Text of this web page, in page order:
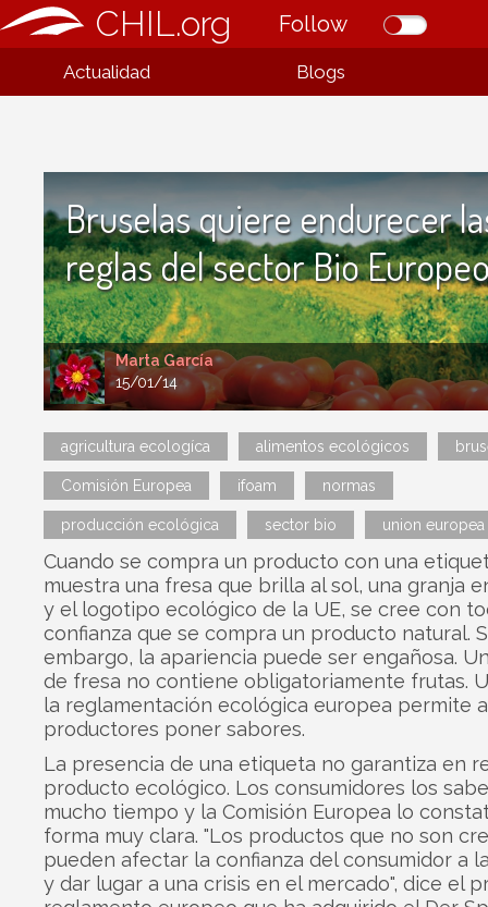
CHIL.org Follow
Actualidad Blogs
Marta García
15/01/14
Bruselas quiere endurecer
reglas del sector Bio
agricultura ecologíca alimentos ecológicos
Comisión Europea ifoam normas
producción ecológica sector bio union europea
Cuando se compra un producto con una
muestra una fresa que brilla al sol, una granja
y el logotipo ecológico de la UE, se cree con
confianza que se compra un producto natural.
embargo, la apariencia puede ser engañosa.
de fresa no contiene obligatoriamente frutas.
la reglamentación ecológica europea permite
productores poner sabores.
La presencia de una etiqueta no garantiza en
producto ecológico. Los consumidores los
mucho tiempo y la Comisión Europea lo
forma muy clara. "Los productos que no son
pueden afectar la confianza del consumidor a
y dar lugar a una crisis en el mercado", dice el